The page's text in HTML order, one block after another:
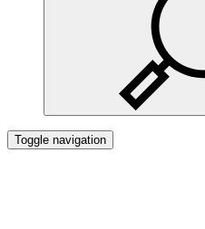
Toggle navigation